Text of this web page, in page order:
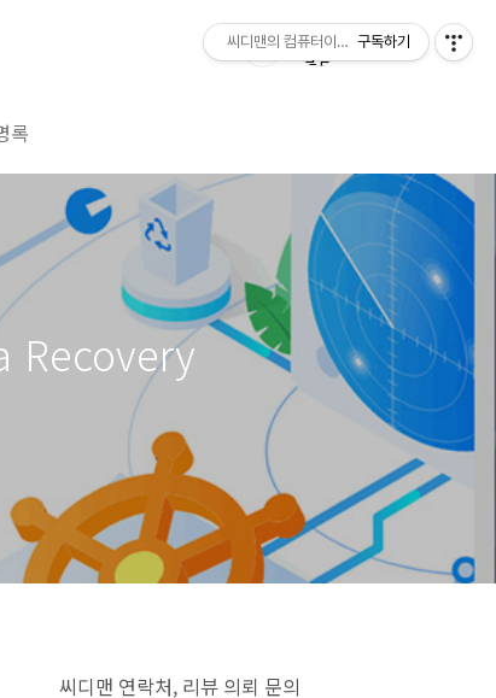
록
Recovery
씨디맨 연락처, 리뷰 의뢰 문의
씨디맨의 컴퓨터이야기구독하기